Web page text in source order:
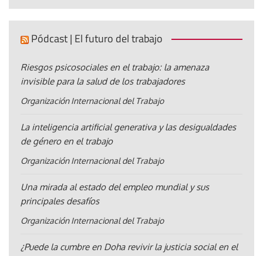
Pódcast | El futuro del trabajo
Riesgos psicosociales en el trabajo: la amenaza
invisible para la salud de los trabajadores
Organización Internacional del Trabajo
La inteligencia artificial generativa y las desigualdades
de género en el trabajo
Organización Internacional del Trabajo
Una mirada al estado del empleo mundial y sus
principales desafíos
Organización Internacional del Trabajo
¿Puede la cumbre en Doha revivir la justicia social en el